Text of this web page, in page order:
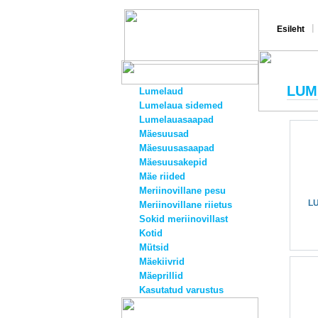
Esileht
Lumelaud
Lumelaua sidemed
Lumelauasaapad
Mäesuusad
Mäesuusasaapad
Mäesuusakepid
Mäe riided
Meriinovillane pesu
Meriinovillane riietus
Sokid meriinovillast
Kotid
Mütsid
Mäekiivrid
Mäeprillid
Kasutatud varustus